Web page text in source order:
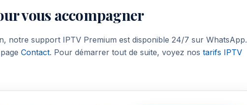
vous accompagner
notre support IPTV Premium est disponible 24/7 sur WhatsApp.
Contact. Pour démarrer tout de suite, voyez nos tarifs IPTV